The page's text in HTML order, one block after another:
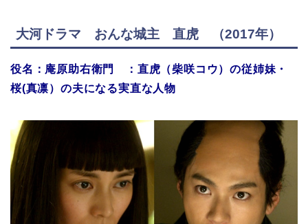
大河ドラマ おんな城主 直虎 （2017年）
役名：庵原助右衛門 ：直虎（柴咲コウ）の従姉妹・
桜(真凛）の夫になる実直な人物